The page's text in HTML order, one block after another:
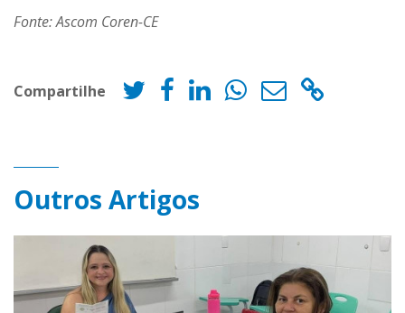
Fonte: Ascom Coren-CE
Compartilhe
Outros Artigos